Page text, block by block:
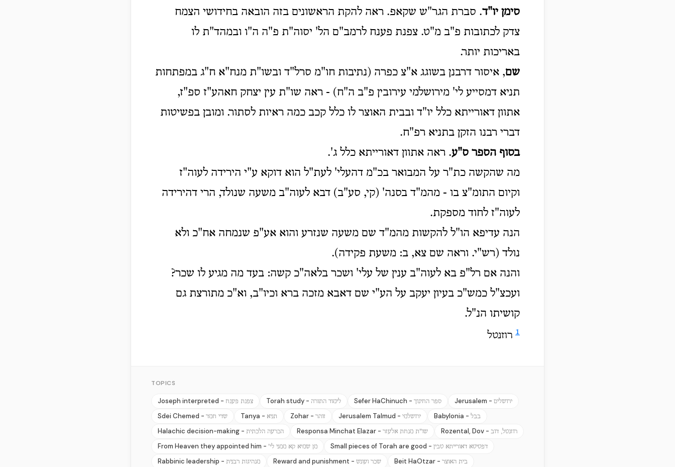
סימן יו"ד. סברת הגר"ש שקאפ. ראה להקת הראשונים בזה הובאה בחידושי הצמח
צדק לכתובות פ"ב מ"ט. צפנת פענח לרמב"ם הל' יסוה"ת פ"ה ה"ו ובמהד"ת לו
באריכות יותר.
שם, איסור דרבנן בשוגג א"צ כפרה (נתיבות חו"מ סרל"ד ובשו"ת מנח"א ח"ג במפתחות
תניא דמסייע לי' מירושלמי עירובין פ"ב ה"ח) - ראה שו"ת עין יצחק חאהע"ז ספ"ז,
אתוון דאורייתא כלל יו"ד ובבית האוצר לו כלל קכב כמה ראיות לסתור. ומובן בפשיטות
דברי רבנו הזקן בתניא רפ"ח.
בסוף הספר ס"ע. ראה אתוון דאורייתא כלל ג'.
מה שהקשה כת"ר על המבואר בכ"מ דהעלי' לעת"ל הוא דוקא ע"י הירידה לעוה"ז
וקיום התומ"צ בו - מהמ"ד בסנה' (קי, סע"ב) דבא לעוה"ב משעה שנולד, הרי דהירידה
לעוה"ז לחוד מספקת.
הנה עדיפא הו"ל להקשות מהמ"ד שם משעה שנזרע והוא אע"פ שנמחה אח"כ ולא
נולד (רש"י. וראה שם צא, ב: משעת פקידה).
והנה אם רל"פ בא לעוה"ב ענין של עלי' ושכר בלאה"כ קשה: בעד מה מגיע לו שכר?
ועכצ"ל כמש"כ בעיון יעקב על הע"י שם דאבא מזכה ברא וכיו"ב, וא"כ מתורצת גם
קושיתו הנ"ל.
1 רוזנטל
TOPICS
Joseph interpreted - צפנת פענח Torah study - לימוד התורה Sefer HaChinuch - ספר החינוך Jerusalem - ירושלים
Sdei Chemed - שדי חמד Tanya - תניא Zohar - זוהר Jerusalem Talmud - ירושלמי Babylonia - בבל
Halachic decision-making - הכרעה הלכתית Responsa Minchat Elazar - שו"ת מנחת אלעזר Rozental, Dov - רוזנטל, דוב
From Heaven they appointed him - מן שמיא קא ממני לי' Small pieces of Torah are good - דפטיטא דאורייתא טבין
Rabbinic leadership - מנהיגות רבנית Reward and punishment - שכר ועונש Beit HaOtzar - בית האוצר